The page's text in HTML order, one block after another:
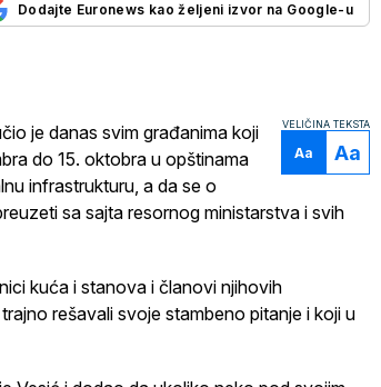
Dodajte Euronews kao željeni izvor na Google-u
VELIČINA TEKSTA
Aa Aa
je danas svim građanima koji
do 15. oktobra u opštinama
infrastrukturu, a da se o
sa sajta resornog ministarstva i svih
kuća i stanova i članovi njihovih
rešavali svoje stambeno pitanje i koji u